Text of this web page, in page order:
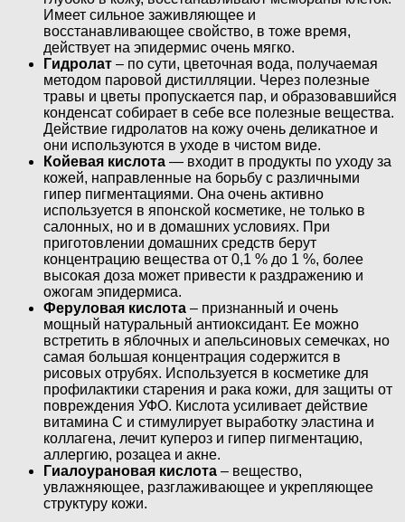
Имеет сильное заживляющее и
восстанавливающее свойство, в тоже время,
действует на эпидермис очень мягко.
Гидролат – по сути, цветочная вода, получаемая
методом паровой дистилляции. Через полезные
травы и цветы пропускается пар, и образовавшийся
конденсат собирает в себе все полезные вещества.
Действие гидролатов на кожу очень деликатное и
они используются в уходе в чистом виде.
Койевая кислота — входит в продукты по уходу за
кожей, направленные на борьбу с различными
гипер пигментациями. Она очень активно
используется в японской косметике, не только в
салонных, но и в домашних условиях. При
приготовлении домашних средств берут
концентрацию вещества от 0,1 % до 1 %, более
высокая доза может привести к раздражению и
ожогам эпидермиса.
Феруловая кислота – признанный и очень
мощный натуральный антиоксидант. Ее можно
встретить в яблочных и апельсиновых семечках, но
самая большая концентрация содержится в
рисовых отрубях. Используется в косметике для
профилактики старения и рака кожи, для защиты от
повреждения УФО. Кислота усиливает действие
витамина С и стимулирует выработку эластина и
коллагена, лечит купероз и гипер пигментацию,
аллергию, розацеа и акне.
Гиалоурановая кислота – вещество,
увлажняющее, разглаживающее и укрепляющее
структуру кожи.